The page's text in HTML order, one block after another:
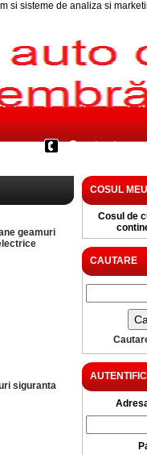
si sisteme de analiza si
Contact
geamuri
siguranta
COSUL MEU
Cosul de
CAUTARE